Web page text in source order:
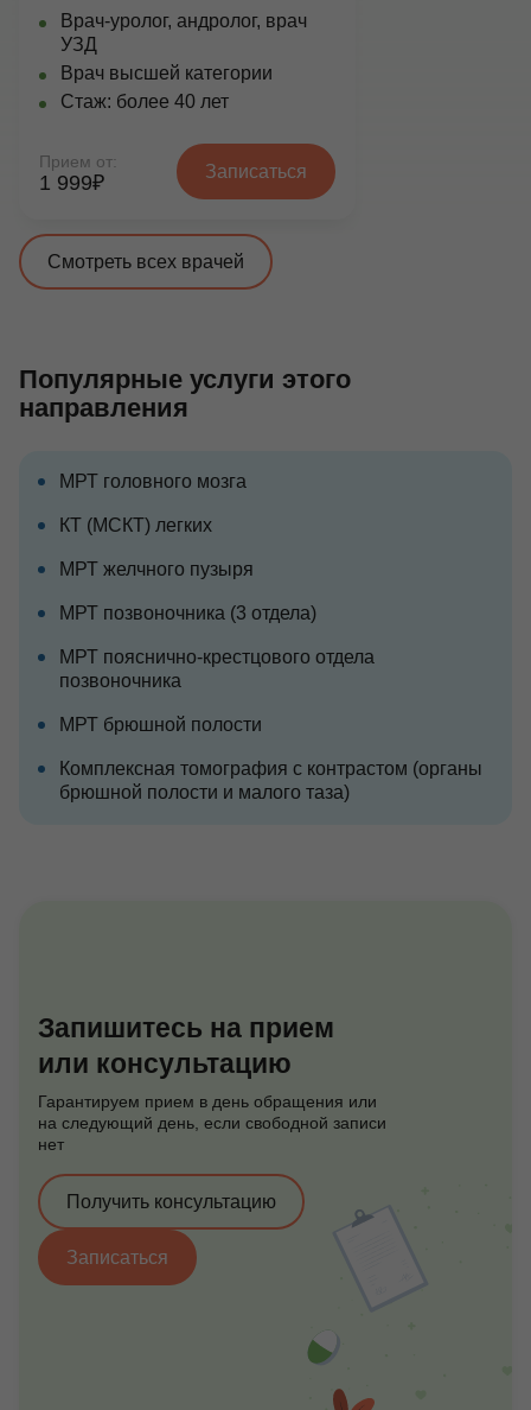
Врач-уролог, андролог, врач
УЗД
Врач высшей категории
Стаж: более 40 лет
Прием от:
1 999₽ Записаться
Смотреть всех врачей
Популярные услуги этого
направления
МРТ головного мозга
КТ (МСКТ) легких
МРТ желчного пузыря
МРТ позвоночника (3 отдела)
МРТ пояснично-крестцового отдела
позвоночника
МРТ брюшной полости
Комплексная томография с контрастом (органы
брюшной полости и малого таза)
Запишитесь на прием
или консультацию
Гарантируем прием в день обращения или
на следующий день, если свободной записи
нет
Записаться
Получить консультацию